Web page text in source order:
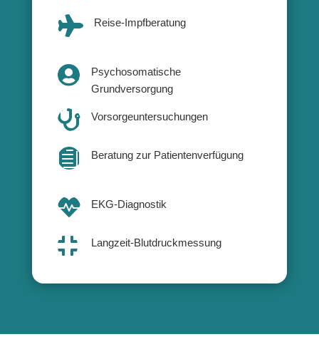
 Reise-Impfberatung

Psychosomatische
Grundversorgung
 Vorsorgeuntersuchungen
 Beratung zur Patientenverfügung
 EKG-Diagnostik
 Langzeit-Blutdruckmessung